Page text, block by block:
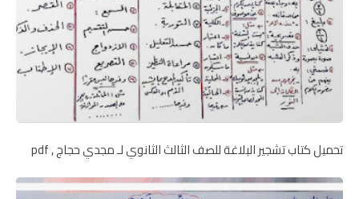
تحميل كتاب تشجير البلاغة للصف الثالث الثانوي لـ مجدي حجاج , pdf